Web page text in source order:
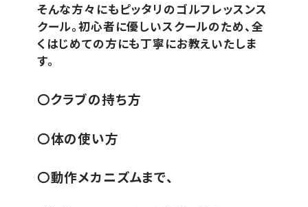
そんな方々にもピッタリのゴルフレッスンス
クール。初心者に優しいスクールのため、全
くはじめての方にも丁寧にお教えいたしま
す。
〇クラブの持ち方
〇体の使い方
〇動作メカニズムまで、